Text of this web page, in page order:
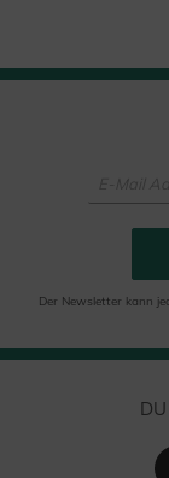
Der Newsletter kann